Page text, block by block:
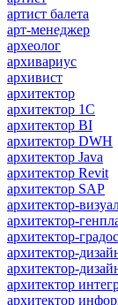
артист балета
арт-менеджер
археолог
архивариус
архивист
архитектор
архитектор 1С
архитектор BI
архитектор DWH
архитектор Java
архитектор Revit
архитектор SAP
архитектор-
архитектор-
архитектор-
архитектор-
архитектор-
архитектор
архитектор